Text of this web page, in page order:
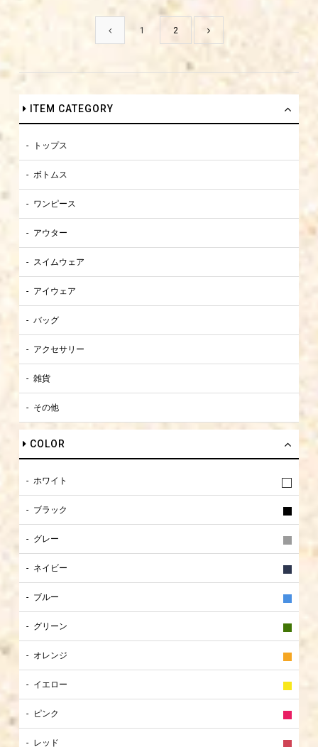
1 2
ITEM CATEGORY
トップス
ボトムス
ワンピース
アウター
スイムウェア
アイウェア
バッグ
アクセサリー
雑貨
その他
COLOR
ホワイト
ブラック
グレー
ネイビー
ブルー
グリーン
オレンジ
イエロー
ピンク
レッド